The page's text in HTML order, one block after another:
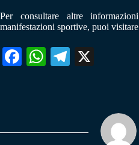
Per consultare altre
manifestazioni sportive, puoi
Fa W
pp
Te
m